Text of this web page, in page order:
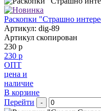
Раскопки "Страшно
Артикул: dig-89
Артикул скопирован
230 р
230 р
ОПТ
цена и
наличие
В корзине
Перейти
-